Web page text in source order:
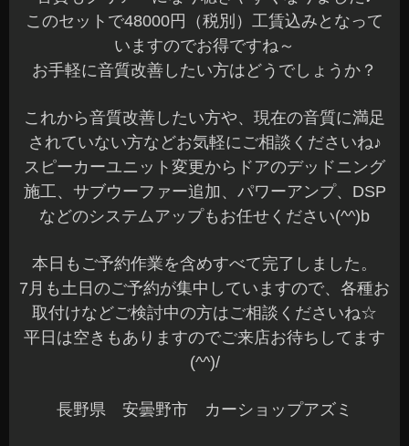
このセットで48000円（税別）工賃込みとなって
いますのでお得ですね～
お手軽に音質改善したい方はどうでしょうか？
これから音質改善したい方や、現在の音質に満足
されていない方などお気軽にご相談くださいね♪
スピーカーユニット変更からドアのデッドニング
施工、サブウーファー追加、パワーアンプ、DSP
などのシステムアップもお任せください(^^)b
本日もご予約作業を含めすべて完了しました。
7月も土日のご予約が集中していますので、各種お
取付けなどご検討中の方はご相談くださいね☆
平日は空きもありますのでご来店お待ちしてます
(^^)/
長野県 安曇野市 カーショップアズミ